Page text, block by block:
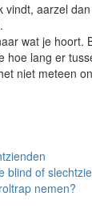
vindt, aarzel
wat je hoort.
hoe lang er
niet meteen
blind of
nemen?